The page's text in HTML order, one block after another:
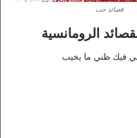
قصائد حب
الرومانسية
فيك ظني ما يخيب